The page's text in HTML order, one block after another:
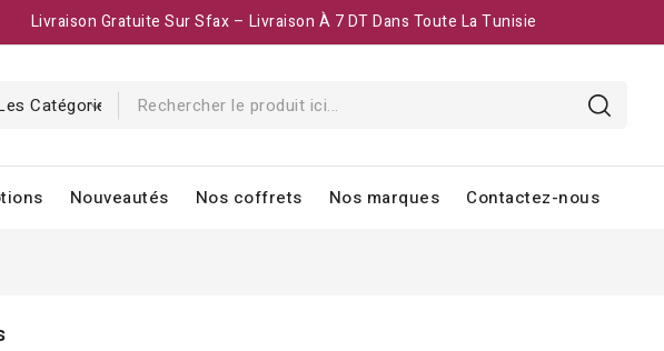
Livraison Gratuite Sur Sfax – Livraison À 7 DT Dans Toute La Tunisie
Nouveautés Nos coffrets Nos marques Contactez-nous